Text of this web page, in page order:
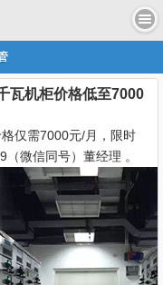
瓦机柜价格低至7000
仅需7000元/月，限时
微信同号）董经理 。